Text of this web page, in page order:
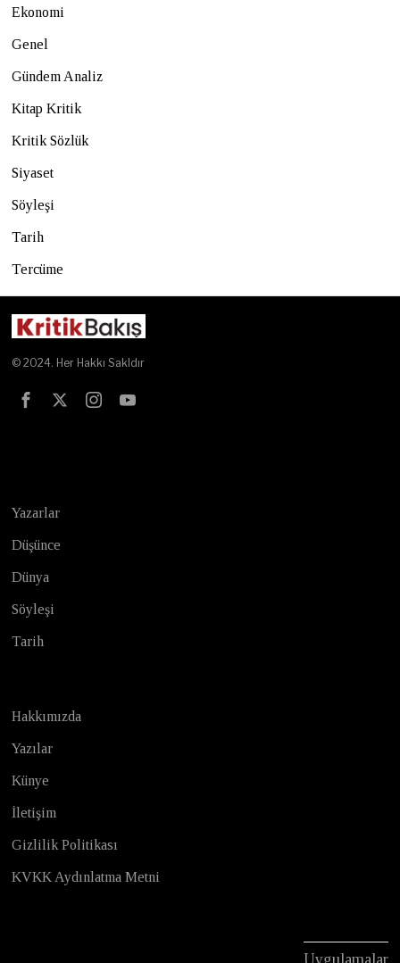
Ekonomi
Genel
Gündem Analiz
Kitap Kritik
Kritik Sözlük
Siyaset
Söyleşi
Tarih
Tercüme
© 2024. Her Hakkı Sakldır
Yazarlar
Düşünce
Dünya
Söyleşi
Tarih
Hakkımızda
Yazılar
Künye
İletişim
Gizlilik Politikası
KVKK Aydınlatma Metni